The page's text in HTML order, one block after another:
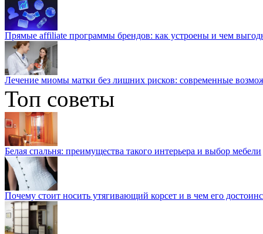
Прямые affiliate программы брендов: как устроены и чем
Лечение миомы матки без лишних рисков: современные
Топ советы
Белая спальня: преимущества такого интерьера и выбор мебели
Почему стоит носить утягивающий корсет и в чем его